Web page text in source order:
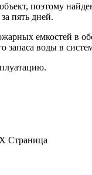
поэтому
пять дней.
емкостей в
воды в
Страница